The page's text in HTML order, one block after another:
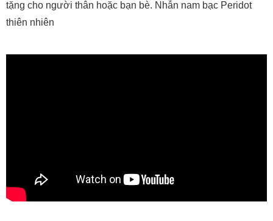
tặng cho người thân hoặc bạn bè. Nhẫn nam bạc Peridot
thiên nhiên